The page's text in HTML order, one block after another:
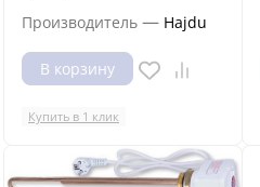
Производитель — Hajdu
В корзину
Купить в 1 клик